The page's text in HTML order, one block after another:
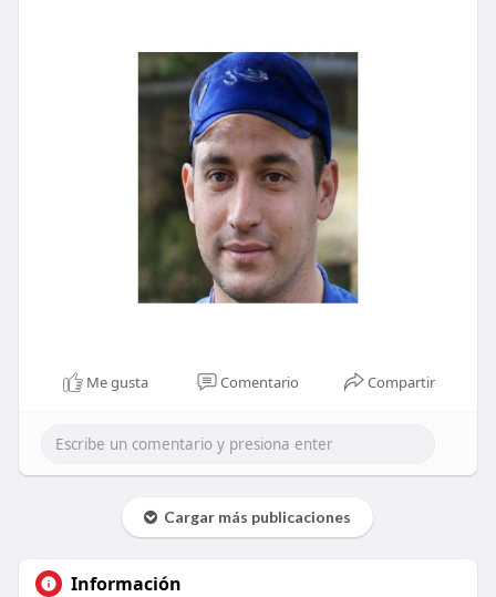
Me gusta Comentario Compartir
Cargar más publicaciones
Información